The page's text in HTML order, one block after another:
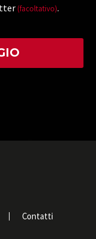
(facoltativo).
Contatti